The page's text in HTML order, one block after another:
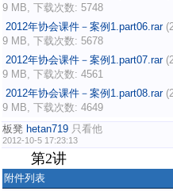
9 MB, 下载次数: 5748
2012年协会课件－案例1.part06.rar
9 MB, 下载次数: 5678
2012年协会课件－案例1.part07.rar
9 MB, 下载次数: 4561
2012年协会课件－案例1.part08.rar
9 MB, 下载次数: 4649
板凳 hetan719 只看他
2012-10-5 17:23:13
第2讲
附件列表